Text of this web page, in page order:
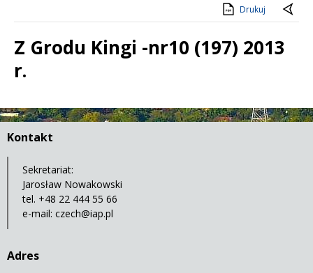
Drukuj
Z Grodu Kingi -nr10 (197) 2013
r.
Treść
Kontakt
Sekretariat:
Jarosław Nowakowski
tel. +48 22 444 55 66
e-mail: czech@iap.pl
Adres